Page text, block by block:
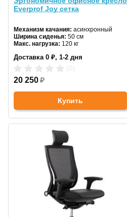
Everprof Joy сетка
Механизм качания: асинхронный
Ширина сиденья: 50 см
Макс. нагрузка: 120 кг
Материал спинки:сетка
Цвет:черный
Доставка 0 ₽, 1-2 дня
20 250₽
Купить